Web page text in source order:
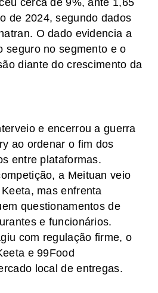
de 2024, segundo dados
O dado evidencia a
seguro no segmento e o
diante do crescimento da
e encerrou a guerra
ao ordenar o fim dos
entre plataformas.
a Meituan veio
mas enfrenta
questionamentos de
e funcionários.
com regulação firme, o
e 99Food
local de entregas.